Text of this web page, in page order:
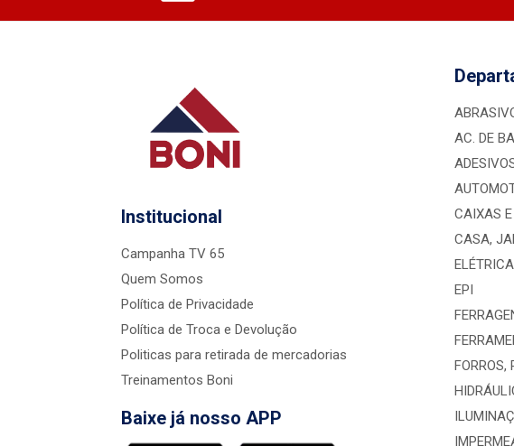
Institucional
Campanha TV 65
Quem Somos
Política de Privacidade
Política de Troca e Devolução
Politicas para retirada de mercadorias
Treinamentos Boni
Baixe já nosso APP
AC. DE
CAIXAS E
CASA,
ELÉTRICA
EPI
FORROS,